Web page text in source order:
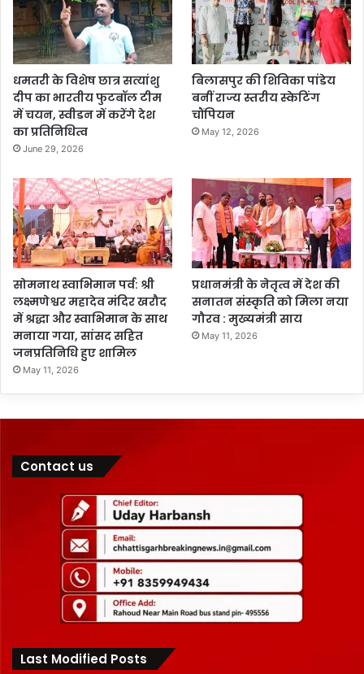
धमतरी के विशेष छात्र सत्यांशु
दीप का भारतीय फुटबॉल टीम
में चयन, स्वीडन में करेंगे देश
का प्रतिनिधित्व
June 29, 2026
बिलासपुर की शिविका पांडेय
बनीं राज्य स्तरीय स्केटिंग
चौंपियन
May 12, 2026
सोमनाथ स्वाभिमान पर्व: श्री
लक्ष्मणेश्वर महादेव मंदिर खरौद
में श्रद्धा और स्वाभिमान के साथ
मनाया गया, सांसद सहित
जनप्रतिनिधि हुए शामिल
May 11, 2026
प्रधानमंत्री के नेतृत्व में देश की
सनातन संस्कृति को मिला नया
गौरव : मुख्यमंत्री साय
May 11, 2026
Contact us
Last Modified Posts